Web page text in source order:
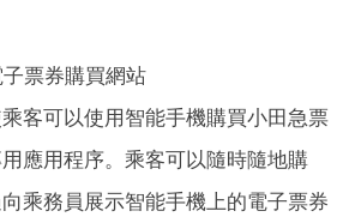
票券購買網站
客可以使用智能手機購買小田急票
應用程序。乘客可以隨時隨地購
乘務員展示智能手機上的電子票券